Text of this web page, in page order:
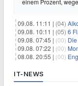
09.08. 11:11 | (04)
09.08. 10:11 | (05) 6
09.08. 07:45 | (00)
09.08. 07:22 | (00)
08.08. 20:55 | (00)
IT-NEWS